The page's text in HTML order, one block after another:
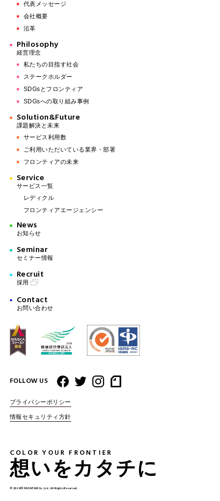
代表メッセージ
会社概要
沿革
Philosophy
経営理念
私たちの目指す社会
ステークホルダー
SDGsとフロンティア
SDGsへの取り組み事例
Solution&Future
課題解決と未来
サービス利用数
ご利用いただいている業界・部署
フロンティアの未来
Service
サービス一覧
レディクル
フロンティアエージェンシー
News
お知らせ
Seminar
セミナー情報
Recruit
採用
Contact
お問い合わせ
FOLLOW US
プライバシーポリシー
情報セキュリティ方針
COLOR YOUR FRONTIER
想いをカタチに
© 2026 © FRONTIER Co. Ltd. All Rights Reserved.